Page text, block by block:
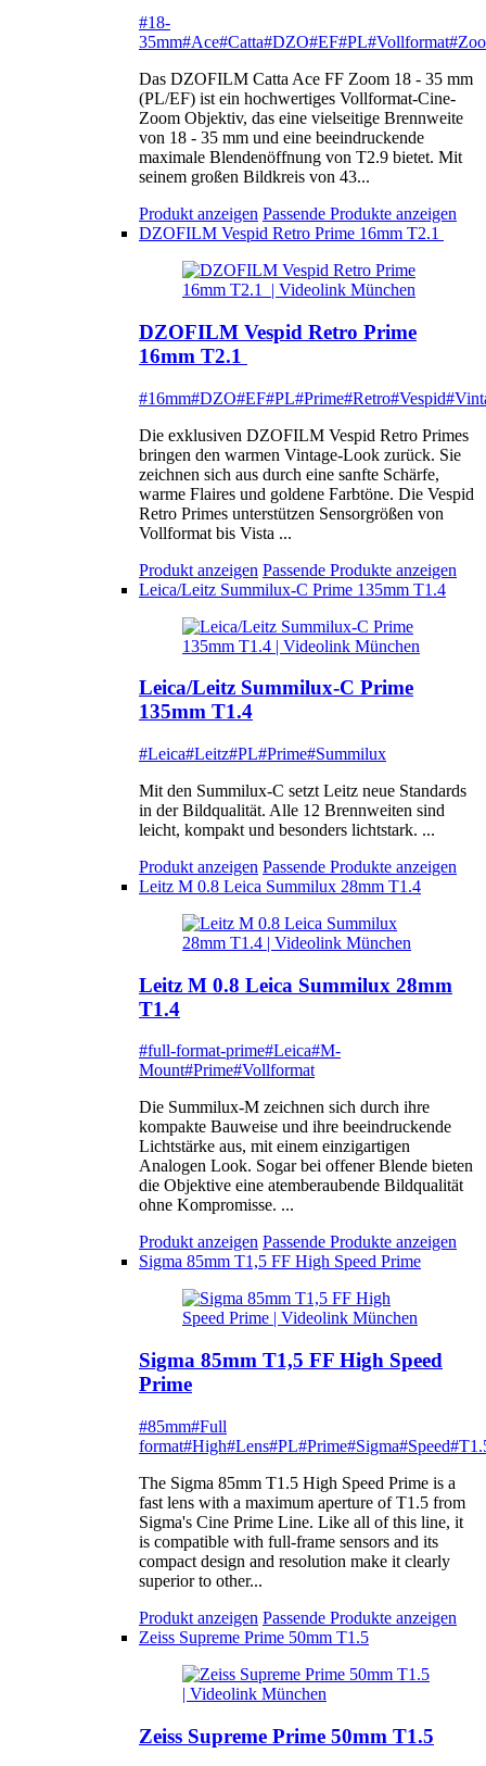
#18-
35mm#Ace#Catta#DZO#EF#PL#Vollformat
Das DZOFILM Catta Ace FF Zoom 18 - 35 mm
(PL/EF) ist ein hochwertiges Vollformat-Cine-
Zoom Objektiv, das eine vielseitige Brennweite
von 18 - 35 mm und eine beeindruckende
maximale Blendenöffnung von T2.9 bietet. Mit
seinem großen Bildkreis von 43...
Produkt anzeigen Passende Produkte anzeigen
DZOFILM Vespid Retro Prime 16mm T2.1
DZOFILM Vespid Retro Prime
16mm T2.1
#16mm#DZO#EF#PL#Prime#Retro#Vespid
Die exklusiven DZOFILM Vespid Retro Primes
bringen den warmen Vintage-Look zurück. Sie
zeichnen sich aus durch eine sanfte Schärfe,
warme Flaires und goldene Farbtöne. Die Vespid
Retro Primes unterstützen Sensorgrößen von
Vollformat bis Vista ...
Produkt anzeigen Passende Produkte anzeigen
Leica/Leitz Summilux-C Prime 135mm T1.4
Leica/Leitz Summilux-C Prime
135mm T1.4
#Leica#Leitz#PL#Prime#Summilux
Mit den Summilux-C setzt Leitz neue Standards
in der Bildqualität. Alle 12 Brennweiten sind
leicht, kompakt und besonders lichtstark. ...
Produkt anzeigen Passende Produkte anzeigen
Leitz M 0.8 Leica Summilux 28mm T1.4
Leitz M 0.8 Leica Summilux 28mm
T1.4
#full-format-prime#Leica#M-
Mount#Prime#Vollformat
Die Summilux-M zeichnen sich durch ihre
kompakte Bauweise und ihre beeindruckende
Lichtstärke aus, mit einem einzigartigen
Analogen Look. Sogar bei offener Blende bieten
die Objektive eine atemberaubende Bildqualität
ohne Kompromisse. ...
Produkt anzeigen Passende Produkte anzeigen
Sigma 85mm T1,5 FF High Speed Prime
Sigma 85mm T1,5 FF High Speed
Prime
#85mm#Full
format#High#Lens#PL#Prime#Sigma#Speed
The Sigma 85mm T1.5 High Speed Prime is a
fast lens with a maximum aperture of T1.5 from
Sigma's Cine Prime Line. Like all of this line, it
is compatible with full-frame sensors and its
compact design and resolution make it clearly
superior to other...
Produkt anzeigen Passende Produkte anzeigen
Zeiss Supreme Prime 50mm T1.5
Zeiss Supreme Prime 50mm T1.5